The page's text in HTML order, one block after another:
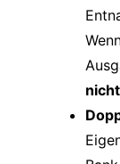
nicht